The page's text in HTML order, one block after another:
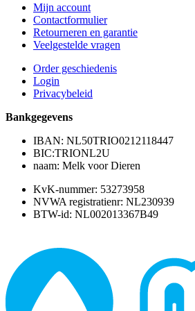
Mijn account
Contactformulier
Retourneren en garantie
Veelgestelde vragen
Order geschiedenis
Login
Privacybeleid
Bankgegevens
IBAN: NL50TRIO0212118447
BIC:TRIONL2U
naam: Melk voor Dieren
KvK-nummer: 53273958
NVWA registratienr: NL230939
BTW-id: NL002013367B49